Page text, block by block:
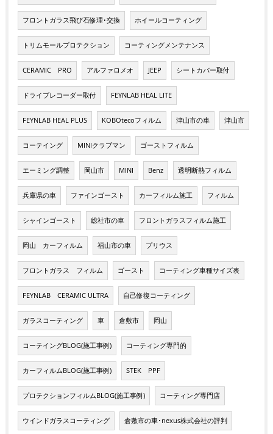
フロントガラス飛び石修理･交換 ホイールコーティング
トリムモールプロテクション コーティングメンテナンス
CERAMIC PRO アルファロメオ JEEP シートカバー取付
ドライブレコーダー取付 FEYNLAB HEAL LITE
FEYNLAB HEAL PLUS KOBOtecoフィルム 津山市の車 津山市
コーテイング MINIクラブマン ゴーストフィルム
エーミング調整 岡山市 MINI Benz 透明断熱フィルム
兵庫県の車 ファインゴースト カーフィルム施工 フィルム
シャインゴースト 総社市の車 フロントガラスフィルム施工
岡山 カーフィルム 福山市の車 プリウス
フロントガラス フィルム ゴースト コーティング車種サイズ表
FEYNLAB CERAMIC ULTRA 自己修復コーティング
ガラスコーティング 車 倉敷市 岡山
コーテイングBLOG(施工事例) コーティング専門的
カーフィルムBLOG(施工事例) STEK PPF
プロテクションフィルムBLOG(施工事例) コーティング専門店
ウインドガラスコーティング 倉敷市の車･nexus株式会社の評判